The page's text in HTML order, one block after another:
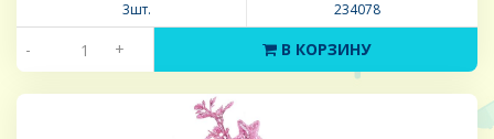
3шт. 234078
- + В КОРЗИНУ